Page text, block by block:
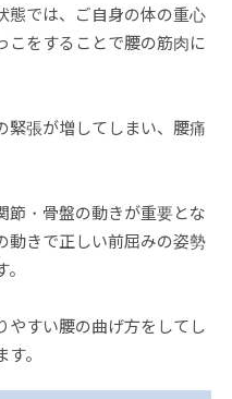
態では、ご自身の体の重心
こをすることで腰の筋肉に
緊張が増してしまい、腰痛
節・骨盤の動きが重要とな
動きで正しい前屈みの姿勢
やすい腰の曲げ方をしてし
。